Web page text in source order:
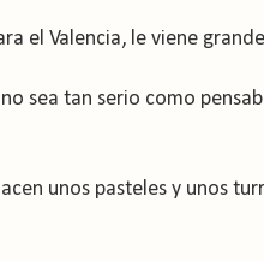
el Valencia, le viene
sea tan serio como
unos pasteles y unos